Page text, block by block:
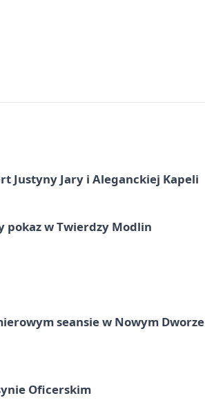
Justyny Jary i Aleganckiej Kapeli
pokaz w Twierdzy Modlin
seansie w Nowym Dworze
Oficerskim